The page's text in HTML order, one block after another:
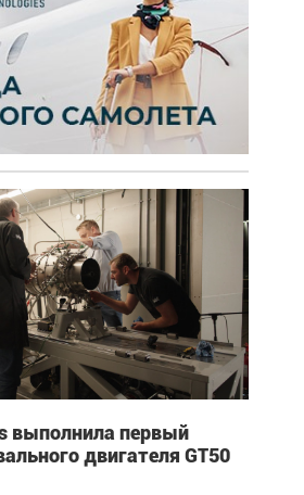
выполнила первый
двигателя GT50